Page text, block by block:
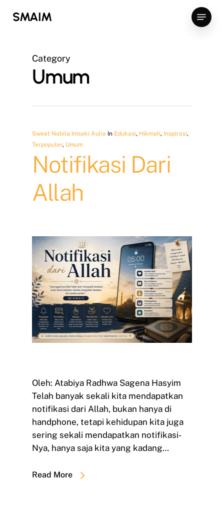
SMAIM Menu
Category
Umum
Sweet Nabila Imsaki Aulia In Edukasi, Hikmah, Inspirasi,
Terpopuler, Umum
Notifikasi Dari
Allah
Oleh: Atabiya Radhwa Sagena Hasyim
Telah banyak sekali kita mendapatkan
notifikasi dari Allah, bukan hanya di
handphone, tetapi kehidupan kita juga
sering sekali mendapatkan notifikasi-
Nya, hanya saja kita yang kadang…
Read More